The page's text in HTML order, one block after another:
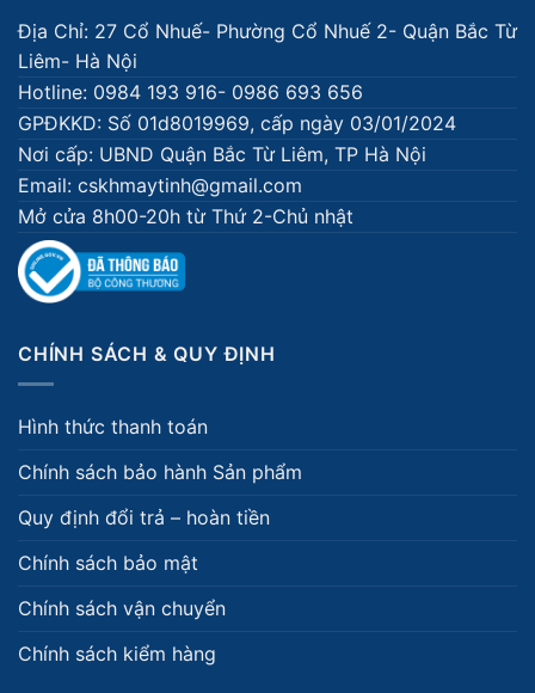
Địa Chỉ: 27 Cổ Nhuế- Phường Cổ Nhuế 2- Quận Bắc Từ
Liêm- Hà Nội
Hotline: 0984 193 916- 0986 693 656
GPĐKKD: Số 01d8019969, cấp ngày 03/01/2024
Nơi cấp: UBND Quận Bắc Từ Liêm, TP Hà Nội
Email: cskhmaytinh@gmail.com
Mở cửa 8h00-20h từ Thứ 2-Chủ nhật
CHÍNH SÁCH & QUY ĐỊNH
Hình thức thanh toán
Chính sách bảo hành Sản phẩm
Quy định đổi trả – hoàn tiền
Chính sách bảo mật
Chính sách vận chuyển
Chính sách kiểm hàng